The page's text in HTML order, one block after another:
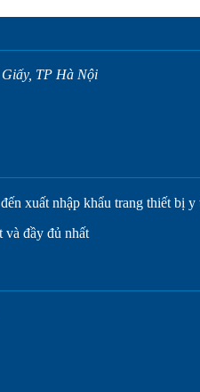
TP Hà Nội
xuất nhập khẩu trang thiết bị y
và đầy đủ nhất